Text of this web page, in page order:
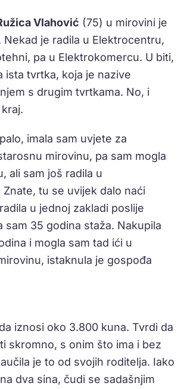
Vlahović (75) u mirovini je
Nekad je radila u Elektrocentru,
pa u Elektrokomercu. U biti,
ista tvrtka, koja je nazive
s drugim tvrtkama. No, i
imala sam uvjete za
mirovinu, pa sam mogla
ali sam još radila u
tu se uvijek dalo naći
u jednoj zakladi poslije
sam 35 godina staža. Nakupila
i mogla sam tad ići u
istaknula je gospođa
iznosi oko 3.800 kuna. Tvrdi da
skromno, s onim što ima i bez
je to od svojih roditelja. Iako
dva sina, čudi se sadašnjim